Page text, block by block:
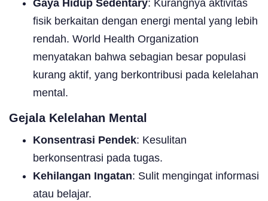
Gaya Hidup Sedentary: Kurangnya aktivitas
fisik berkaitan dengan energi mental yang lebih
rendah. World Health Organization
menyatakan bahwa sebagian besar populasi
kurang aktif, yang berkontribusi pada kelelahan
mental.
Gejala Kelelahan Mental
Konsentrasi Pendek: Kesulitan
berkonsentrasi pada tugas.
Kehilangan Ingatan: Sulit mengingat informasi
atau belajar.